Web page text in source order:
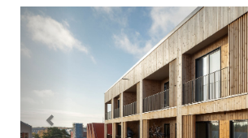
Föregående